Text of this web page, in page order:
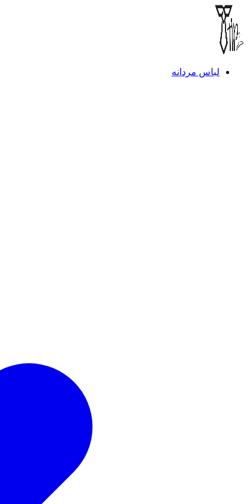
لباس مردانه